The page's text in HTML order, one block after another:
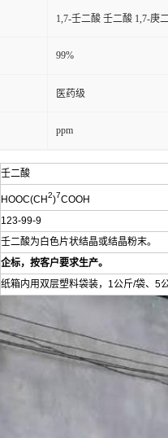
1,7-壬二酸 壬二酸 1,7-庚
99%
医药级
ppm
壬二酸
HOOC(CH2)7COOH
123-99-9
壬二酸为白色片状结晶或结晶粉末。
企标，按客户要求生产。
纸箱内用双层塑料袋装，1公斤/袋、5